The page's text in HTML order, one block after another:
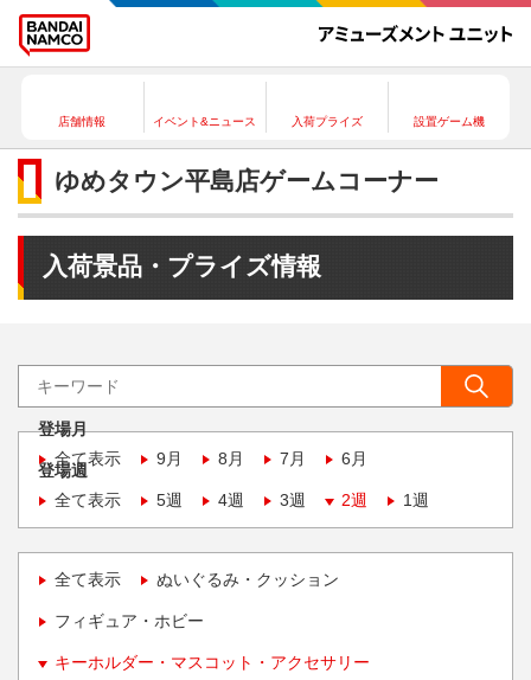
店舗情報 イベント&ニュース 入荷プライズ 設置ゲーム機
ゆめタウン平島店ゲームコーナー
入荷景品・プライズ情報
登場月
全て表示
9月 8月 7月 6月
登場週
全て表示
5週 4週 3週 2週 1週
全て表示 ぬいぐるみ・クッション
フィギュア・ホビー
キーホルダー・マスコット・アクセサリー